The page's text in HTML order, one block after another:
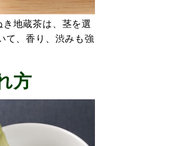
地蔵茶は、茎を選
て、香り、渋みも強
方